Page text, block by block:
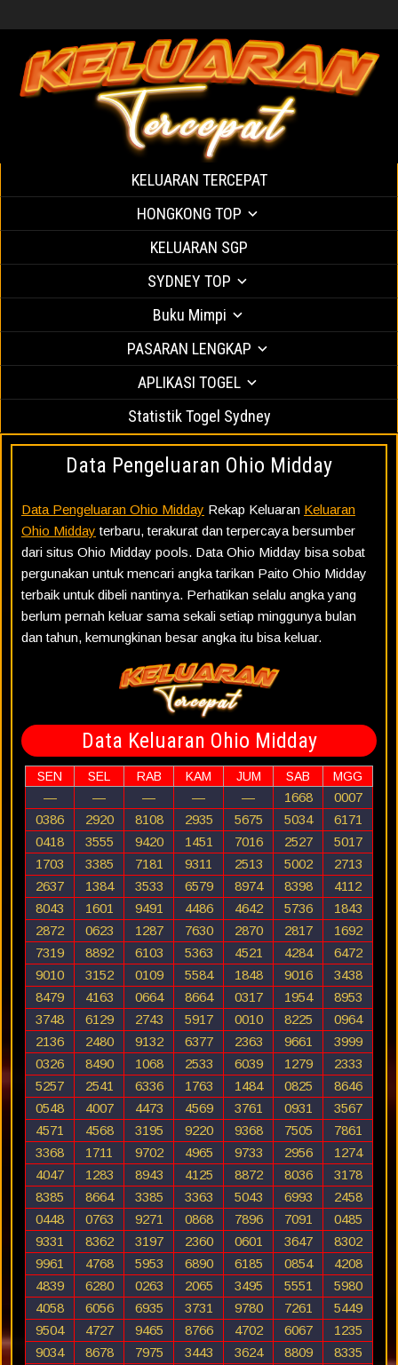
KELUARAN TERCEPAT
HONGKONG TOP
KELUARAN SGP
SYDNEY TOP
Buku Mimpi
PASARAN LENGKAP
APLIKASI TOGEL
Statistik Togel Sydney
Data Pengeluaran Ohio Midday
Data Pengeluaran Ohio Midday Rekap Keluaran Keluaran
Ohio Midday terbaru, terakurat dan terpercaya bersumber
dari situs Ohio Midday pools. Data Ohio Midday bisa sobat
pergunakan untuk mencari angka tarikan Paito Ohio Midday
terbaik untuk dibeli nantinya. Perhatikan selalu angka yang
berlum pernah keluar sama sekali setiap minggunya bulan
dan tahun, kemungkinan besar angka itu bisa keluar.
Data Keluaran Ohio Midday
SEN SEL RAB KAM JUM SAB MGG
— — — — — 1668
0007
0386
2920 8108 2935 5675 5034
6171
0418
3555 9420 1451 7016 2527
5017
1703
3385 7181 9311 2513 5002
2713
2637
1384 3533 6579 8974 8398
4112
8043
1601 9491 4486 4642 5736
1843
2872
0623 1287 7630 2870 2817
1692
7319
8892 6103 5363 4521 4284
6472
9010
3152 0109 5584 1848 9016
3438
8479
4163 0664 8664 0317 1954
8953
3748
6129 2743 5917 0010 8225
0964
2136
2480 9132 6377 2363 9661
3999
0326
8490 1068 2533 6039 1279
2333
5257
2541 6336 1763 1484 0825
8646
0548
4007 4473 4569 3761 0931
3567
4571
4568 3195 9220 9368 7505
7861
3368
1711 9702 4965 9733 2956
1274
4047
1283 8943 4125 8872 8036
3178
8385
8664 3385 3363 5043 6993
2458
0448
0763 9271 0868 7896 7091
0485
9331
8362 3197 2360 0601 3647
8302
9961
4768 5953 6890 6185 0854
4208
4839
6280 0263 2065 3495 5551
5980
4058
6056 6935 3731 9780 7261
5449
9504
4727 9465 8766 4702 6067
1235
9034
8678 7975 3443 3624 8809
8335